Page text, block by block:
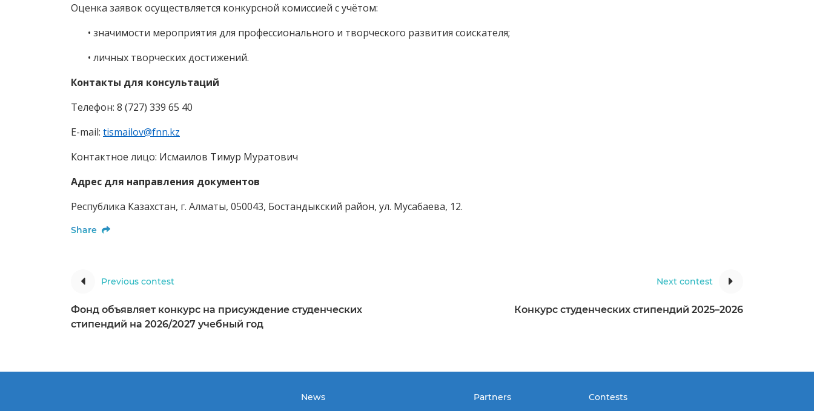
Оценка заявок осуществляется конкурсной комиссией с учётом:
• значимости мероприятия для профессионального и творческого развития соискателя;
• личных творческих достижений.
Контакты для консультаций
Телефон: 8 (727) 339 65 40
E-mail: tismailov@fnn.kz
Контактное лицо: Исмаилов Тимур Муратович
Адрес для направления документов
Республика Казахстан, г. Алматы, 050043, Бостандыкский район, ул. Мусабаева, 12.
Share
Previous contest
Фонд объявляет конкурс на присуждение студенческих
стипендий на 2026/2027 учебный год
Next contest
Конкурс студенческих стипендий 2025–2026
News Partners Contests